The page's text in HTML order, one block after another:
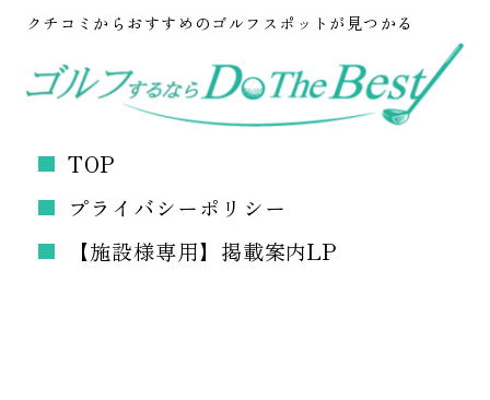
クチコミからおすすめのゴルフスポットが見つかる
TOP
プライバシーポリシー
【施設様専用】掲載案内LP